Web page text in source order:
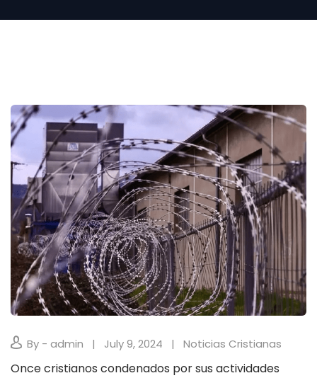
By - admin July 9, 2024 Noticias Cristianas
Once cristianos condenados por sus actividades